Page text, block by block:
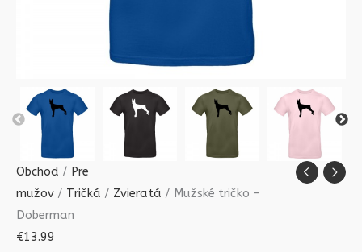
Obchod / Pre
mužov / Tričká / Zvieratá / Mužské tričko –
Doberman
€13.99